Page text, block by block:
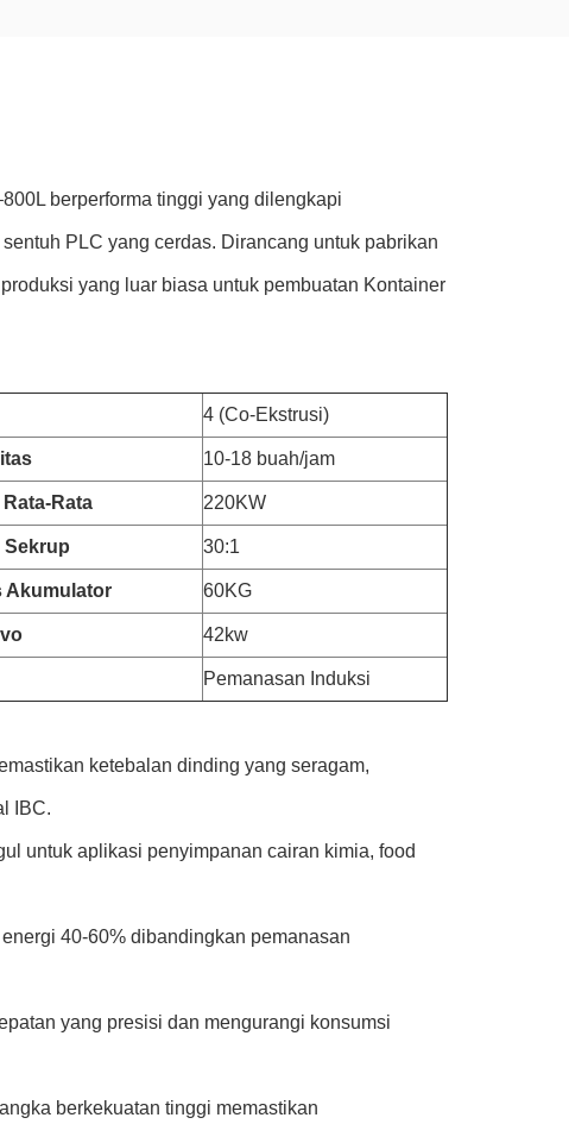
berperforma tinggi yang dilengkapi
PLC yang cerdas. Dirancang untuk pabrikan
yang luar biasa untuk pembuatan Kontainer
4 (Co-Ekstrusi)
10-18 buah/jam
Rata 220KW
Sekrup 30:1
Akumulator 60KG
42kw
Pemanasan Induksi
ketebalan dinding yang seragam,
IBC.
untuk aplikasi penyimpanan cairan kimia, food
40-60% dibandingkan pemanasan
yang presisi dan mengurangi konsumsi
berkekuatan tinggi memastikan